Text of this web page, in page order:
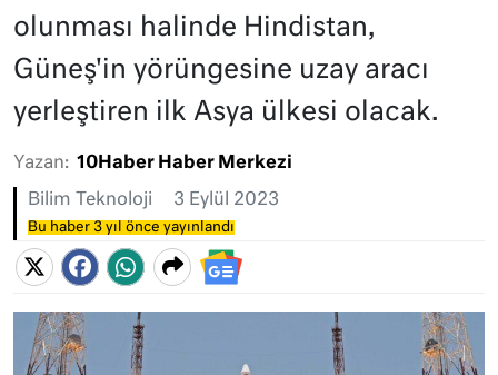
olunması halinde Hindistan,
Güneş'in yörüngesine uzay aracı
yerleştiren ilk Asya ülkesi olacak.
Yazan: 10Haber Haber Merkezi
Bilim Teknoloji 3 Eylül 2023
Bu haber 3 yıl önce yayınlandı